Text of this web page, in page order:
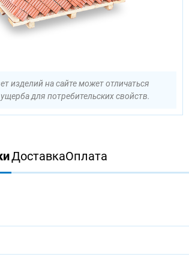
изделий на сайте может отличаться
для потребительских свойств.
ДоставкаОплата